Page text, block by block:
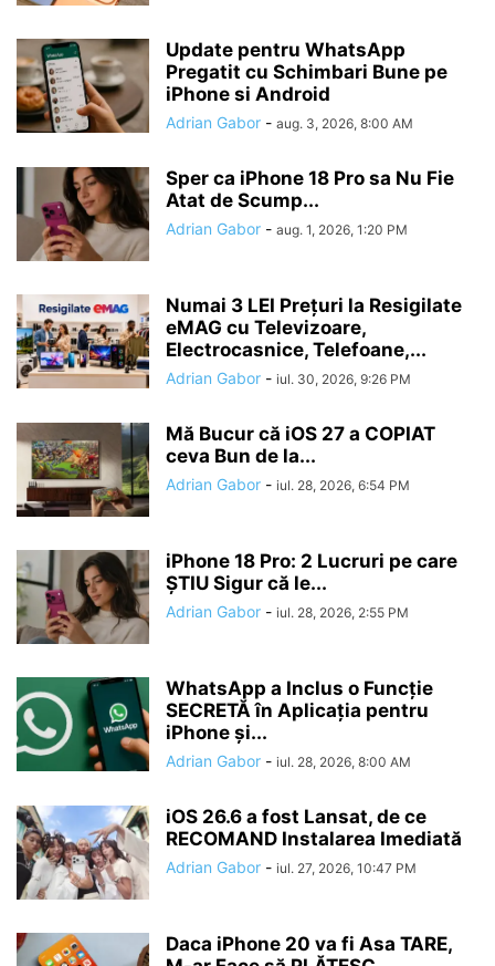
Update pentru WhatsApp
Pregatit cu Schimbari Bune pe
iPhone si Android
Adrian Gabor - aug. 3, 2026, 8:00 AM
Sper ca iPhone 18 Pro sa Nu Fie
Atat de Scump...
Adrian Gabor - aug. 1, 2026, 1:20 PM
Numai 3 LEI Prețuri la Resigilate
eMAG cu Televizoare,
Electrocasnice, Telefoane,...
Adrian Gabor - iul. 30, 2026, 9:26 PM
Mă Bucur că iOS 27 a COPIAT
ceva Bun de la...
Adrian Gabor - iul. 28, 2026, 6:54 PM
iPhone 18 Pro: 2 Lucruri pe care
ȘTIU Sigur că le...
Adrian Gabor - iul. 28, 2026, 2:55 PM
WhatsApp a Inclus o Funcție
SECRETĂ în Aplicația pentru
iPhone și...
Adrian Gabor - iul. 28, 2026, 8:00 AM
iOS 26.6 a fost Lansat, de ce
RECOMAND Instalarea Imediată
Adrian Gabor - iul. 27, 2026, 10:47 PM
Daca iPhone 20 va fi Asa TARE,